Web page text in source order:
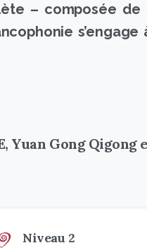
– composée
Yuan Gong Qigong
Niveau 2